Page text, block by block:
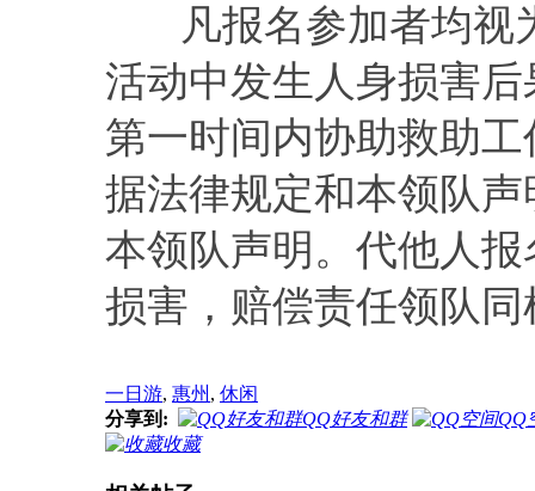
凡报名参加者均视
活动中发生人身损害
第一时间内协助救助
据法律规定和本领队
本领队声明。代他人
损害，赔偿责任领队
一日游, 惠州 , 休闲
分享到:
QQ好友和群
QQ
收藏